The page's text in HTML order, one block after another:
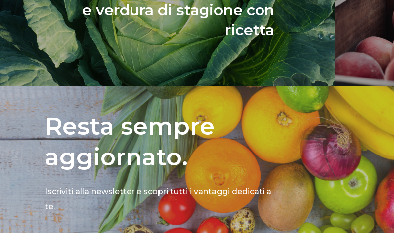
e verdura di stagione con
ricetta
Resta sempre
aggiornato.
Iscriviti alla newsletter e scopri tutti i vantaggi dedicati a
te.